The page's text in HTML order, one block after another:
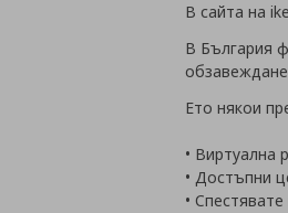
В сайта на
В България
Ето някои
• Виртуална
• Достъпни
•